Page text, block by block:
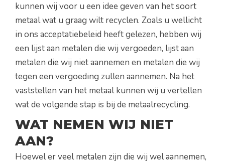
kunnen wij voor u een idee geven van het soort
metaal wat u graag wilt recyclen. Zoals u wellicht
in ons acceptatiebeleid heeft gelezen, hebben wij
een lijst aan metalen die wij vergoeden, lijst aan
metalen die wij niet aannemen en metalen die wij
tegen een vergoeding zullen aannemen. Na het
vaststellen van het metaal kunnen wij u vertellen
wat de volgende stap is bij de metaalrecycling.
WAT NEMEN WIJ NIET
AAN?
Hoewel er veel metalen zijn die wij wel aannemen,